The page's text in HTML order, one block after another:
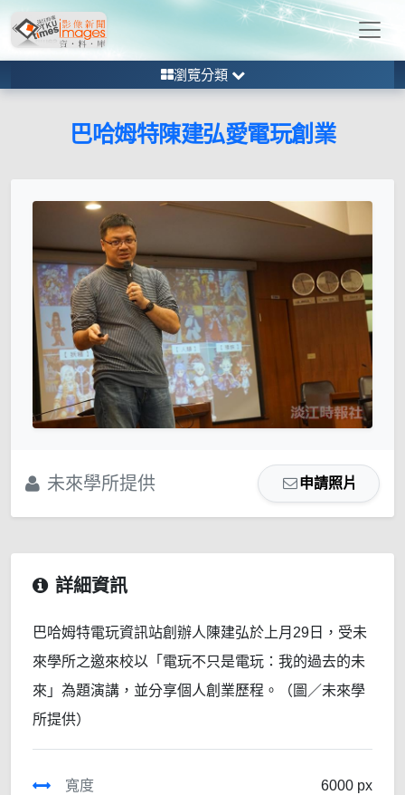
瀏覽分類
巴哈姆特陳建弘愛電玩創業
未來學所提供 申請照片
詳細資訊
巴哈姆特電玩資訊站創辦人陳建弘於上月29日，受未
來學所之邀來校以「電玩不只是電玩：我的過去的未
來」為題演講，並分享個人創業歷程。（圖／未來學
所提供）
寬度
6000 px